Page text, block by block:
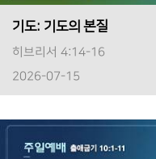
기도: 기도의 본질
히브리서 4:14-16
2026-07-15